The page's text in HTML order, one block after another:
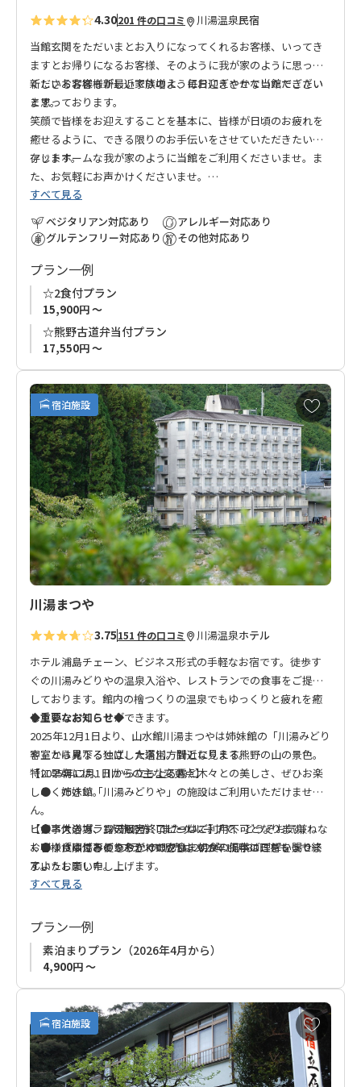
4.30201 件の口コミ 川湯温泉民宿
当館玄関をただいまとお入りになってくれるお客様、いってき
ますとお帰りになるお客様、そのように我が家のように思って
くださるお客様が最近では増え、毎日にぎやかな当館でござい
ます。
新しいお客様も新しい家族のようにお迎えさせていただきたい
と思っております。
笑顔で皆様をお迎えすることを基本に、皆様が日頃のお疲れを
癒せるように、できる限りのお手伝いをさせていただきたいと
存じます。
アットホームな我が家のように当館をご利用くださいませ。ま
た、お気軽にお声かけくださいませ。
【ご注意】
本館（１号館）ロビー及び、別館（２号館）には常駐の猫と犬
がおります。
猫・犬アレルギーの方は、ご利用をご遠慮ください。
ご理解をいただきました上でのご予約をお願いいたします。
すべて見る
ベジタリアン対応あり
グルテンフリー対応あり
アレルギー対応あり
その他対応あり
プラン一例
☆2食付プラン
15,900円 ～
☆熊野古道弁当付プラン
17,550円 ～
宿泊施設
お
気
に
入
り
に
追
加
川湯まつや
3.75151 件の口コミ 川湯温泉ホテル
ホテル浦島チェーン、ビジネス形式の手軽なお宿です。徒歩す
ぐの川湯みどりやの温泉入浴や、レストランでの食事をご提供
しております。館内の檜つくりの温泉でもゆっくりと疲れを癒
していただくことができます。
客室から見下ろせば、大塔川。間近に見える熊野の山の景色。
特に早朝には、川から立ち上る霧と木々との美しさ、ぜひお楽
しみください。
ビジネスの方、1人旅の方、またグループで、どうぞお気兼ねな
くごゆっくりおくつろぎください。
◆重要なお知らせ◆
2025年12月1日より、山水館川湯まつやは姉妹館の「川湯みどり
や」とは異なる独立した運営方針となります。
【2025年12月1日からの主な変更点】
● 姉妹館「川湯みどりや」の施設はご利用いただけませ
ん。
● 大浴場、露天風呂、ロビーはご利用不可となります。
● 「川湯みどりや」での夕食・朝食の提供はございませ
ん。
【食事付きプランの販売終了について】
● 食事付きの2プランの販売は2025年11月30日をもって終
了いたしました。
お客様にはご不便をおかけいたしますが、何卒ご理解を賜りま
すようお願い申し上げます。
すべて見る
プラン一例
素泊まりプラン（2026年4月から）
4,900円 ～
宿泊施設
お
気
に
入